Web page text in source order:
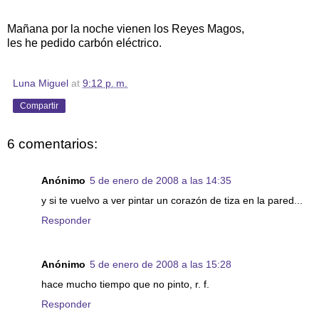
Mañana por la noche vienen los Reyes Magos,
les he pedido carbón eléctrico.
Luna Miguel at 9:12 p. m.
Compartir
6 comentarios:
Anónimo 5 de enero de 2008 a las 14:35
y si te vuelvo a ver pintar un corazón de tiza en la pared...
Responder
Anónimo 5 de enero de 2008 a las 15:28
hace mucho tiempo que no pinto, r. f.
Responder